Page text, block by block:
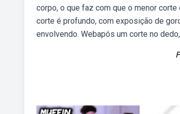
corpo, o que faz com que o menor
corte é profundo, com exposição de
envolvendo. Webapós um corte no